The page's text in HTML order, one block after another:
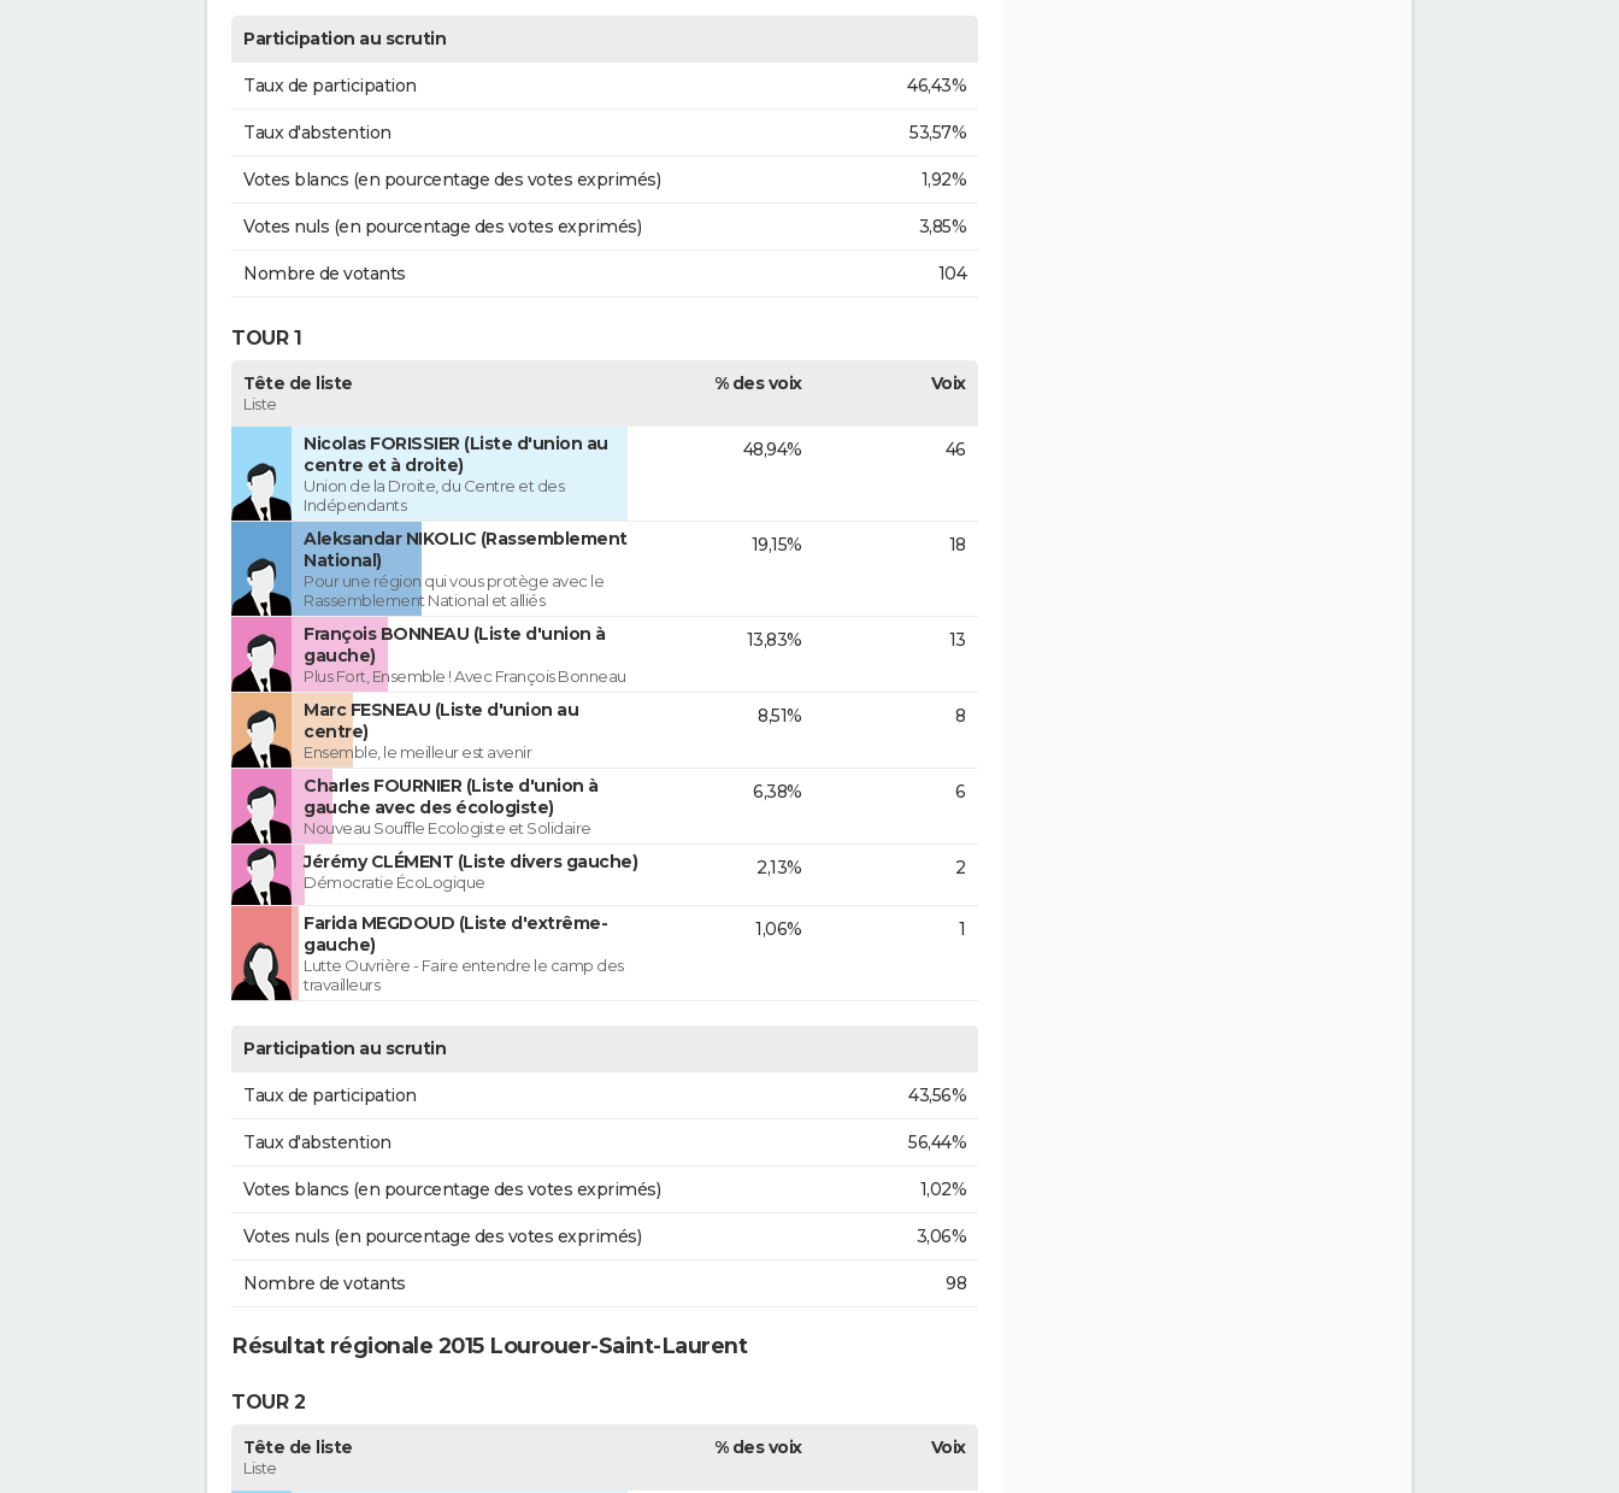
Participation au scrutin
Taux de participation 46,43%
Taux d'abstention 53,57%
Votes blancs (en pourcentage des votes exprimés) 1,92%
Votes nuls (en pourcentage des votes exprimés) 3,85%
Nombre de votants 104
TOUR 1
Tête de liste
Liste
% des voix Voix
Nicolas FORISSIER (Liste d'union au
centre et à droite)
Union de la Droite, du Centre et des
Indépendants
48,94% 46
Aleksandar NIKOLIC (Rassemblement
National)
Pour une région qui vous protège avec le
Rassemblement National et alliés
19,15% 18
François BONNEAU (Liste d'union à
gauche)
Plus Fort, Ensemble ! Avec François Bonneau
13,83% 13
Marc FESNEAU (Liste d'union au
centre)
Ensemble, le meilleur est avenir
8,51% 8
Charles FOURNIER (Liste d'union à
gauche avec des écologiste)
Nouveau Souffle Ecologiste et Solidaire
6,38% 6
Jérémy CLÉMENT (Liste divers gauche)
Démocratie ÉcoLogique
2,13% 2
Farida MEGDOUD (Liste d'extrême-
gauche)
Lutte Ouvrière - Faire entendre le camp des
travailleurs
1,06% 1
Participation au scrutin
Taux de participation 43,56%
Taux d'abstention 56,44%
Votes blancs (en pourcentage des votes exprimés) 1,02%
Votes nuls (en pourcentage des votes exprimés) 3,06%
Nombre de votants 98
Résultat régionale 2015 Lourouer-Saint-Laurent
TOUR 2
Tête de liste
Liste
% des voix Voix